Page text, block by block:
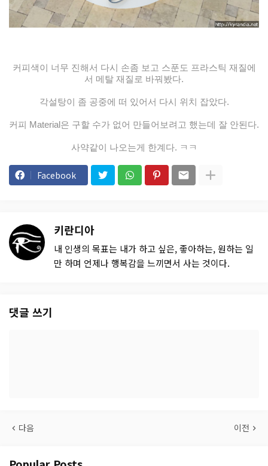
커피색이 너무 진해서 다시 손좀 보고 스푼도 프라스틱 재질에
서 메탈 재질로 바꿔봤다.
각설탕이 좀 공중에 떠 있어서 다시 위치 잡았다.
커피 Material은 구할 수가 없어 만들어보려고 했는데 잘 안된다.
사약같이 나오는게 한계다. ㅋㅋ
Facebook
키란디아
내 인생의 목표는 내가 하고 싶은, 좋아하는, 원하는 일
만 하며 언제나 행복감을 느끼면서 사는 것이다.
댓글 쓰기
다음 이전